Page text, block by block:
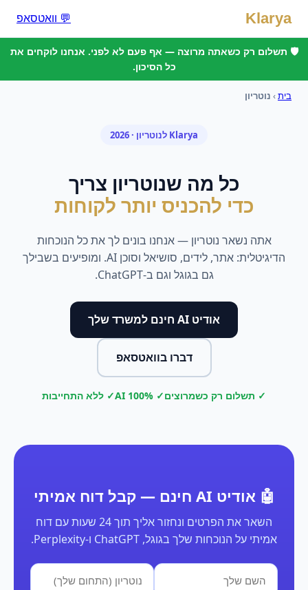
Klarya 💬 וואטסאפ
🛡️ תשלום רק כשאתה מרוצה — אף פעם לא לפני. אנחנו לוקחים את
כל הסיכון.
בית› נוטריון
Klarya ל נוטריון · 2026
כל מה שנוטריון צריך
כדי להכניס יותר לקוחות
אתה נשאר נוטריון — אנחנו בונים לך את כל הנוכחות
הדיגיטלית: אתר, לידים, סושיאל וסוכן AI. ומופיעים בשבילך
גם בגוגל וגם ב-ChatGPT.
אודיט AI חינם למשרד שלך
דברו בוואטסאפ
✓ תשלום רק כשמרוצים✓ 100% AI ✓ ללא התחייבות
🤖 אודיט AI חינם — קבל דוח אמיתי
השאר את הפרטים ונחזור אליך תוך 24 שעות עם דוח
אמיתי על הנוכחות שלך בגוגל, ChatGPT ו-Perplexity.